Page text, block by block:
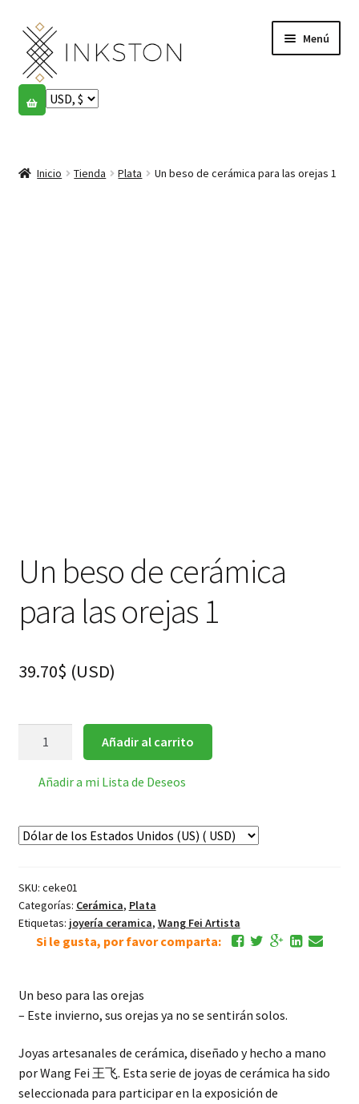
Ir
la
navegación
Ir
al
contenido
Menú
Tienda
menú
English
Inicio Tienda Plata Un beso de cerámica para las orejas 1
Un beso de cerámica
para las orejas 1
39.70$ (USD)
las
cantidad
Añadir al carrito
Añadir a mi Lista de Deseos
SKU: ceke01
Categorías: Cerámica, Plata
Etiquetas: joyería ceramica, Wang Fei Artista
Si le gusta, por favor comparta:
Un beso para las orejas
– Este invierno, sus orejas ya no se sentirán solos.
Joyas artesanales de cerámica, diseñado y hecho a mano
por Wang Fei 王飞. Esta serie de joyas de cerámica ha sido
seleccionada para participar en la exposición de